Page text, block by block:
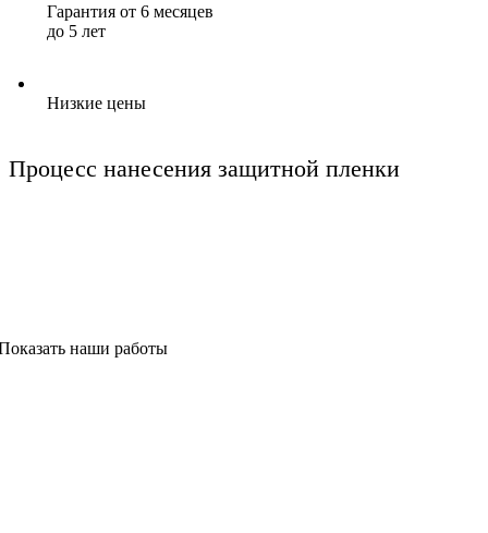
Гарантия от 6 месяцев
до 5 лет
Низкие цены
Процесс нанесения защитной пленки
наши работы